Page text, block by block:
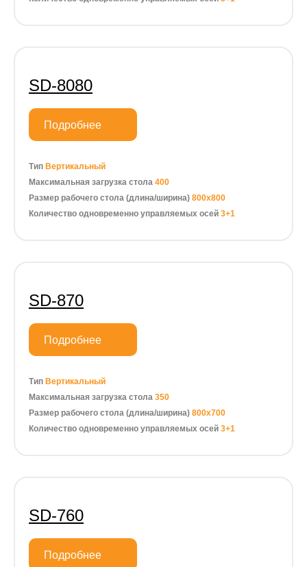
SD-8080
Подробнее
Тип Вертикальный
Максимальная загрузка стола 400
Размер рабочего стола (длина/ширина) 800х800
Количество одновременно управляемых осей 3+1
SD-870
Подробнее
Тип Вертикальный
Максимальная загрузка стола 350
Размер рабочего стола (длина/ширина) 800х700
Количество одновременно управляемых осей 3+1
SD-760
Подробнее